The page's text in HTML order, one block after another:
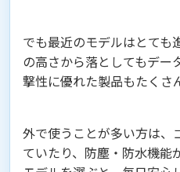
でも最近のモデルはとても
の高さから落としてもデー
撃性に優れた製品もたくさ
外で使うことが多い方は、
ていたり、防塵・防水機能